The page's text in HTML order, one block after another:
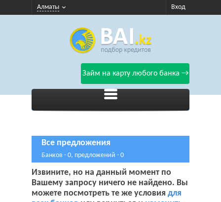
Алматы Вход
Займ на карту любого банка →
Все предложения
Банков - 0, предложений - 0
Извините, но на данный момент по
Вашему запросу ничего не найдено. Вы
можете посмотреть те же условия для